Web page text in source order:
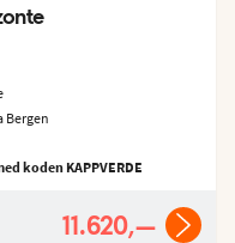
Bergen
koden KAPPVERDE
11.620,—